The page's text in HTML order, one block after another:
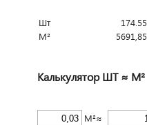
Шт 174.55
М²
5691,85
Калькулятор ШТ ≈ М²
М²≈